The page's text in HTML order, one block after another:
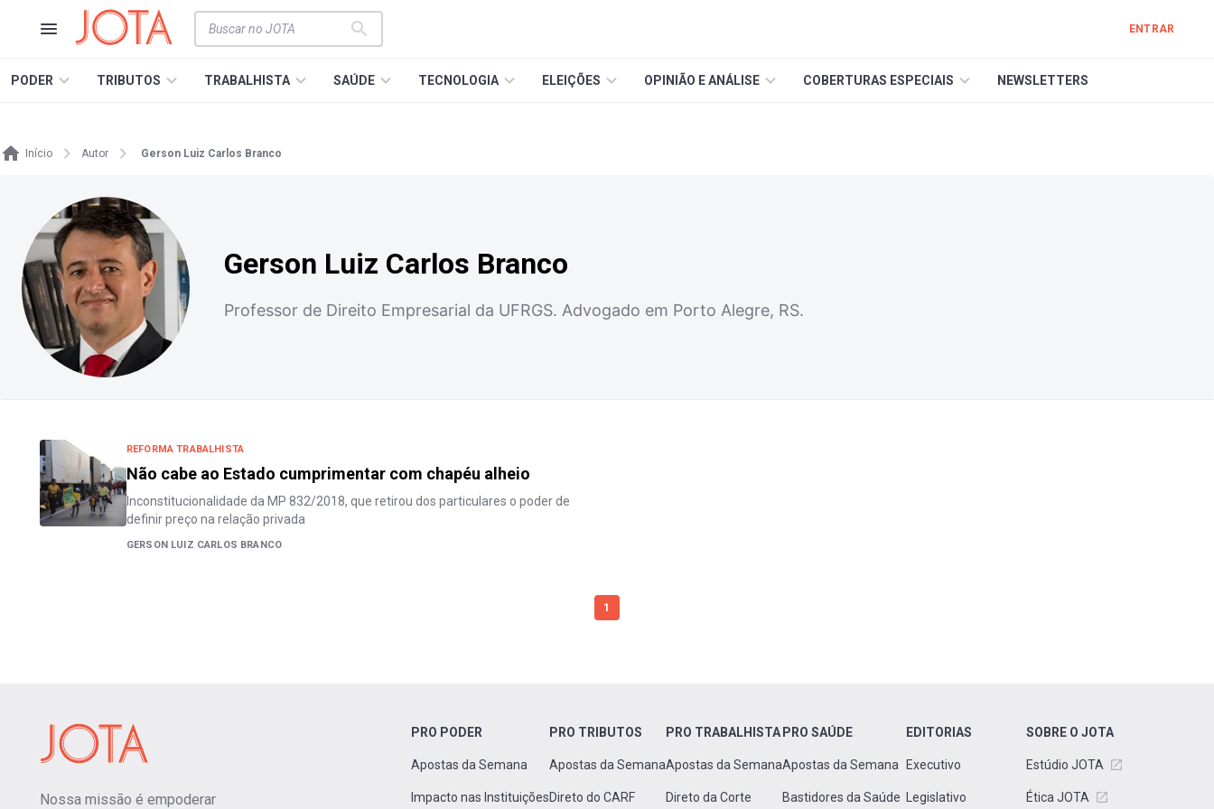
ENTRAR
PODER TRIBUTOS TRABALHISTA SAÚDE TECNOLOGIA ELEIÇÕES OPINIÃO E ANÁLISE COBERTURAS ESPECIAIS NEWSLETTERS
Início Autor Gerson Luiz Carlos Branco
Gerson Luiz Carlos Branco
Professor de Direito Empresarial da UFRGS. Advogado em Porto Alegre, RS.
REFORMA TRABALHISTA
Não cabe ao Estado cumprimentar com chapéu alheio
Inconstitucionalidade da MP 832/2018, que retirou dos particulares o poder de
definir preço na relação privada
GERSON LUIZ CARLOS BRANCO
1
Nossa missão é empoderar
PRO PODER
Apostas da Semana
Impacto nas Instituições
PRO TRIBUTOS
Apostas da Semana
Direto do CARF
PRO TRABALHISTA
Apostas da Semana
Direto da Corte
PRO SAÚDE
Apostas da Semana
Bastidores da Saúde
EDITORIAS
Executivo
Legislativo
SOBRE O JOTA
Estúdio JOTA
Ética JOTA